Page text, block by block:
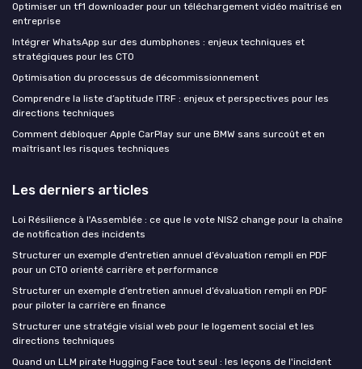
Optimiser un tf1 downloader pour un téléchargement vidéo maîtrisé en
entreprise
Intégrer WhatsApp sur des dumbphones : enjeux techniques et
stratégiques pour les CTO
Optimisation du processus de décommissionnement
Comprendre la liste d’aptitude ITRF : enjeux et perspectives pour les
directions techniques
Comment débloquer Apple CarPlay sur une BMW sans surcoût et en
maîtrisant les risques techniques
Les derniers articles
Loi Résilience à l'Assemblée : ce que le vote NIS2 change pour la chaîne
de notification des incidents
Structurer un exemple d’entretien annuel d’évaluation rempli en PDF
pour un CTO orienté carrière et performance
Structurer un exemple d’entretien annuel d’évaluation rempli en PDF
pour piloter la carrière en finance
Structurer une stratégie visial web pour le logement social et les
directions techniques
Quand un LLM pirate Hugging Face tout seul : les leçons de l'incident